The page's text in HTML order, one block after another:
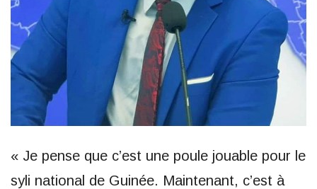
« Je pense que c’est une poule jouable pour le
syli national de Guinée. Maintenant, c’est à